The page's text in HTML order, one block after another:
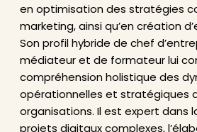
en optimisation des stratégies
marketing, ainsi qu’en création
Son profil hybride de chef
médiateur et de formateur lui
compréhension holistique des
opérationnelles et stratégiques
organisations. Il est expert dans
projets digitaux complexes,